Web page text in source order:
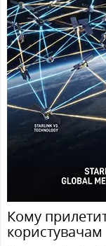
Кому
користувачам